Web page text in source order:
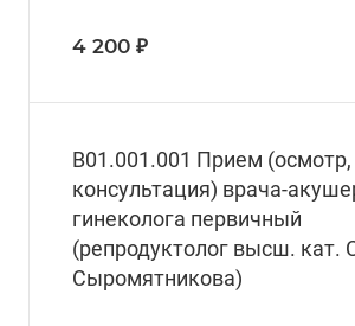
4 200 ₽
B01.001.001 Прием (осмотр,
консультация) врача-
гинеколога первичный
(репродуктолог высш. кат.
Сыромятникова)